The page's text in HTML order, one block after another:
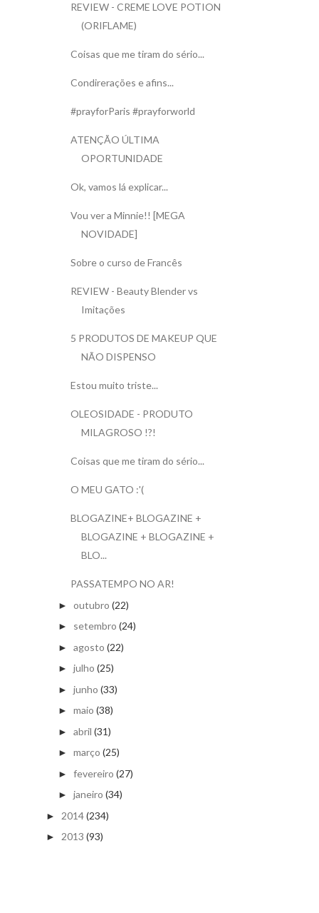
REVIEW - CREME LOVE POTION
(ORIFLAME)
Coisas que me tiram do sério...
Condirerações e afins...
#prayforParis #prayforworld
ATENÇÃO ÚLTIMA
OPORTUNIDADE
Ok, vamos lá explicar...
Vou ver a Minnie!! [MEGA
NOVIDADE]
Sobre o curso de Francês
REVIEW - Beauty Blender vs
Imitações
5 PRODUTOS DE MAKEUP QUE
NÃO DISPENSO
Estou muito triste...
OLEOSIDADE - PRODUTO
MILAGROSO !?!
Coisas que me tiram do sério...
O MEU GATO :'(
BLOGAZINE+ BLOGAZINE +
BLOGAZINE + BLOGAZINE +
BLO...
PASSATEMPO NO AR!
► outubro (22)
► setembro (24)
► agosto (22)
► julho (25)
► junho (33)
► maio (38)
► abril (31)
► março (25)
► fevereiro (27)
► janeiro (34)
► 2014(234)
► 2013 (93)